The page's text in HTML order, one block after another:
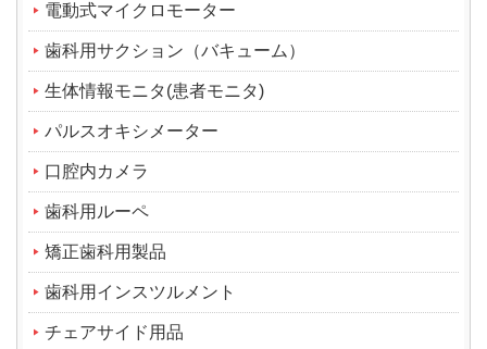
電動式マイクロモーター
歯科用サクション（バキューム）
生体情報モニタ(患者モニタ)
パルスオキシメーター
口腔内カメラ
歯科用ルーペ
矯正歯科用製品
歯科用インスツルメント
チェアサイド用品